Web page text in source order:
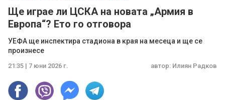
Ще играе ли ЦСКА на новата „Армия в
Европа“? Ето го отговора
УЕФА ще инспектира стадиона в края на месеца и ще се
произнесе
21:35 | 7 юни 2026 г. автор: Илиян Радков